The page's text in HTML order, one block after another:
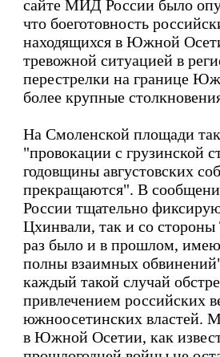
сайте МИД России было
что боеготовность
находящихся в Южной
тревожной ситуацией в
перестрелки на границе
более крупные
На Смоленской площади
"провокации с грузинской
годовщины августовских
прекращаются". В
России тщательно
Цхинвали, так и со
раз было и в прошлом,
полны взаимных
каждый такой случай
привлечением российских
южноосетинских властей.
в Южной Осетии, как